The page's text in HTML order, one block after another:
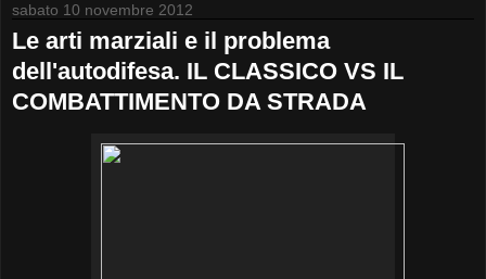
sabato 10 novembre 2012
Le arti marziali e il problema
dell'autodifesa. IL CLASSICO VS IL
COMBATTIMENTO DA STRADA